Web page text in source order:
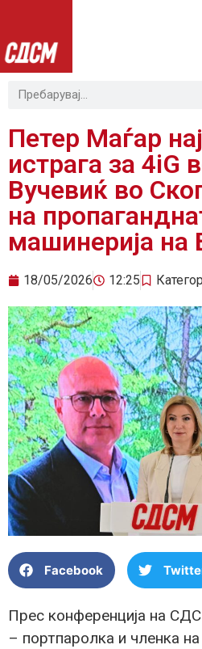
Петер Маѓар
истрага за 4iG
Вучевиќ во
на
машинерија
18/05/2026 12:25
Facebook
Прес конференција на
– портпаролка и членка